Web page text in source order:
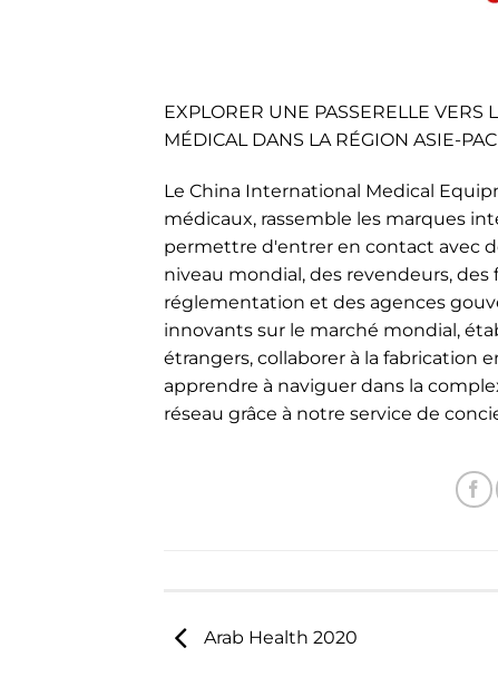
EXPLORER UNE PASSERELLE VERS
MÉDICAL DANS LA RÉGION ASIE-
Le China International Medical
médicaux, rassemble les marques
permettre d'entrer en contact avec
niveau mondial, des revendeurs,
réglementation et des agences
innovants sur le marché mondial,
étrangers, collaborer à la fabrication
apprendre à naviguer dans la
réseau grâce à notre service de
Arab Health 2020